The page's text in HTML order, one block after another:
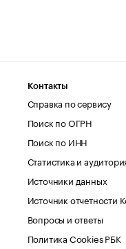
Контакты
Справка по сервису
Поиск по ОГРН
Поиск по ИНН
Статистика и
Источники данных
Источник отчетности
Вопросы и ответы
Политика Cookies РБК